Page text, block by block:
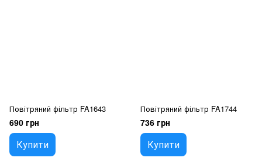
Повітряний фільтр FA1643
690 грн
Купити
Повітряний фільтр FA1744
736 грн
Купити